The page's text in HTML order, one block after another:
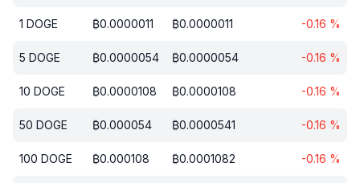
1 DOGE ₿0.0000011 ₿0.0000011 -0.16 %
5 DOGE ₿0.0000054 ₿0.0000054 -0.16 %
10 DOGE ₿0.0000108 ₿0.0000108 -0.16 %
50 DOGE ₿0.000054 ₿0.0000541 -0.16 %
100 DOGE ₿0.000108 ₿0.0001082 -0.16 %